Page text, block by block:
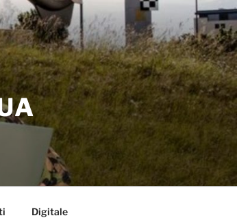
Digitale